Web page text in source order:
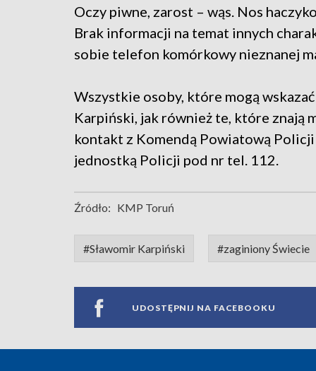
Oczy piwne, zarost – wąs. Nos
Brak informacji na temat innych
sobie telefon komórkowy nieznanej
Wszystkie osoby, które mogą
Karpiński, jak również te, które znają
kontakt z Komendą Powiatową
jednostką Policji pod nr tel. 112.
Źródło: KMP Toruń
#Sławomir Karpiński #zaginiony Świecie
UDOSTĘPNIJ NA FACEBOOKU